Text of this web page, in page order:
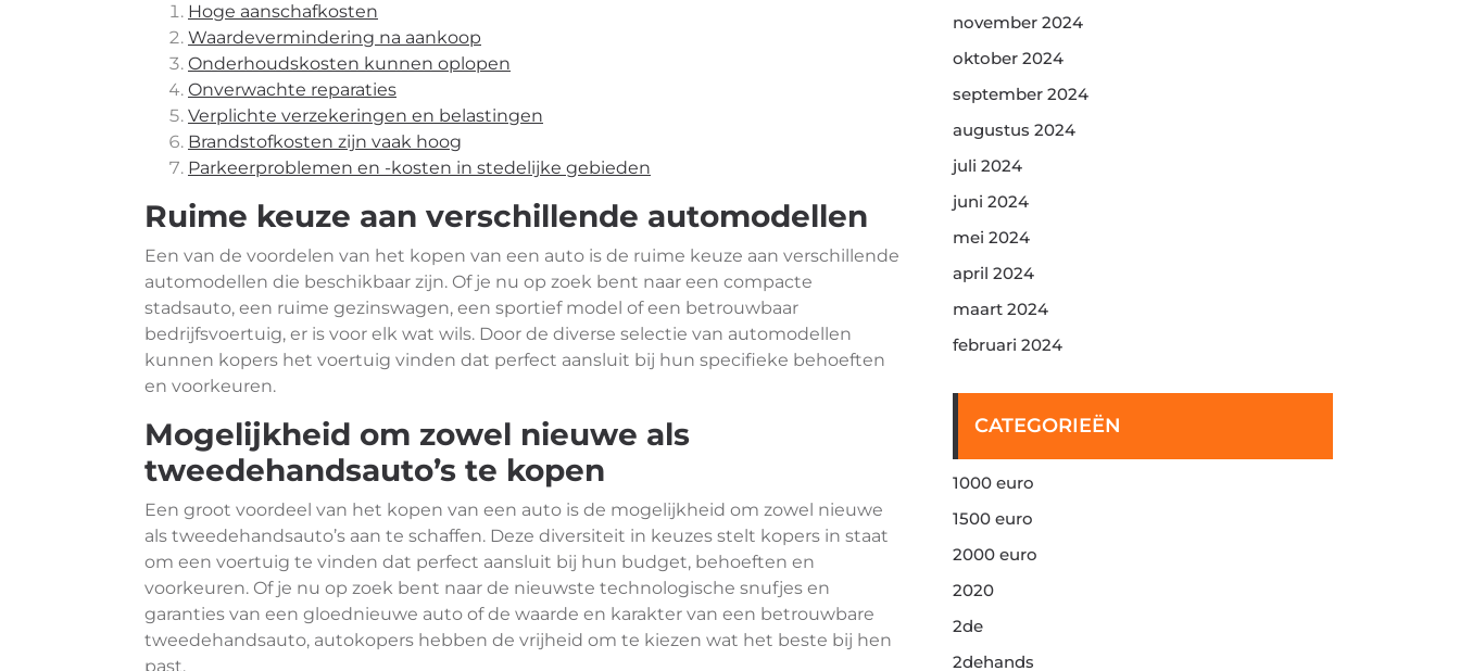
Hoge aanschafkosten
Waardevermindering na aankoop
Onderhoudskosten kunnen oplopen
Onverwachte reparaties
Verplichte verzekeringen en belastingen
Brandstofkosten zijn vaak hoog
Parkeerproblemen en -kosten in stedelijke gebieden
Ruime keuze aan verschillende automodellen
Een van de voordelen van het kopen van een auto is de ruime keuze aan verschillende
automodellen die beschikbaar zijn. Of je nu op zoek bent naar een compacte
stadsauto, een ruime gezinswagen, een sportief model of een betrouwbaar
bedrijfsvoertuig, er is voor elk wat wils. Door de diverse selectie van automodellen
kunnen kopers het voertuig vinden dat perfect aansluit bij hun specifieke behoeften
en voorkeuren.
Mogelijkheid om zowel nieuwe als
tweedehandsauto’s te kopen
Een groot voordeel van het kopen van een auto is de mogelijkheid om zowel nieuwe
als tweedehandsauto’s aan te schaffen. Deze diversiteit in keuzes stelt kopers in staat
om een voertuig te vinden dat perfect aansluit bij hun budget, behoeften en
voorkeuren. Of je nu op zoek bent naar de nieuwste technologische snufjes en
garanties van een gloednieuwe auto of de waarde en karakter van een betrouwbare
tweedehandsauto, autokopers hebben de vrijheid om te kiezen wat het beste bij hen
past.
november 2024
oktober 2024
september 2024
augustus 2024
juli 2024
juni 2024
mei 2024
april 2024
maart 2024
februari 2024
CATEGORIEËN
1000 euro
1500 euro
2000 euro
2020
2de
2dehands